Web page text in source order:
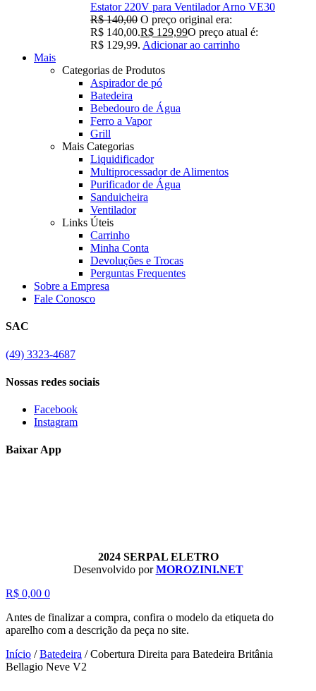
Estator 220V para Ventilador Arno VE30
R$140,00 O preço original era:
R$ 140,00.R$ 129,99O preço atual é:
R$ 129,99. Adicionar ao carrinho
Mais
Categorias de Produtos
Aspirador de pó
Batedeira
Bebedouro de Água
Ferro a Vapor
Grill
Mais Categorias
Liquidificador
Multiprocessador de Alimentos
Purificador de Água
Sanduicheira
Ventilador
Links Úteis
Carrinho
Minha Conta
Devoluções e Trocas
Perguntas Frequentes
Sobre a Empresa
Fale Conosco
SAC
(49) 3323-4687
Nossas redes sociais
Facebook
Instagram
Baixar App
2024 SERPAL ELETRO
Desenvolvido porMOROZINI.NET
R$ 0,00 0
Antes de finalizar a compra, confira o modelo da etiqueta do
aparelho com a descrição da peça no site.
Início /Batedeira /Cobertura Direita para Batedeira Britânia
Bellagio Neve V2